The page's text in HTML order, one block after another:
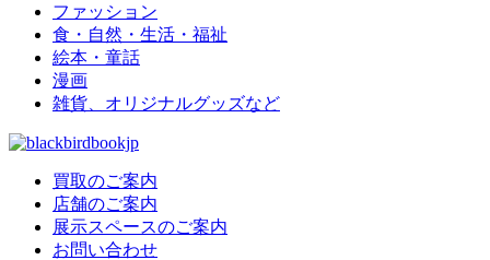
ファッション
食・自然・生活・福祉
絵本・童話
漫画
雑貨、オリジナルグッズなど
買取のご案内
店舗のご案内
展示スペースのご案内
お問い合わせ